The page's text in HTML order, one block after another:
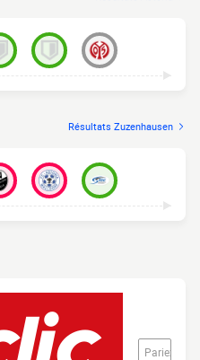
Résultats Zuzenhausen
Pariez